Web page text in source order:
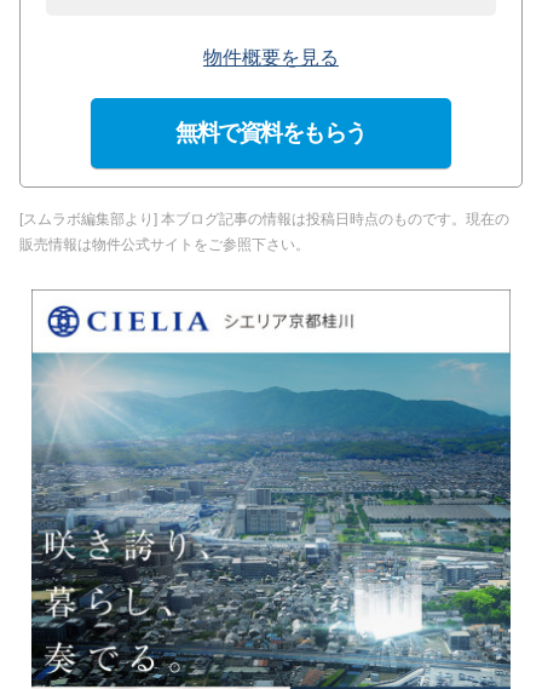
物件概要を見る
無料で資料をもらう
[スムラボ編集部より] 本ブログ記事の情報は投稿日時点のものです。現在の
販売情報は物件公式サイトをご参照下さい。